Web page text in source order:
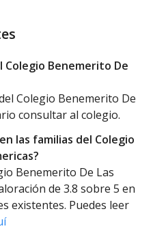
Colegio Benemerito De
Colegio Benemerito De
consultar al colegio.
las familias del Colegio
Benemerito De Las
de 3.8 sobre 5 en
existentes. Puedes leer